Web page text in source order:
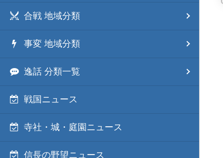
合戦 地域分類
事変 地域分類
逸話 分類一覧
戦国ニュース
寺社・城・庭園ニュース
信長の野望ニュース